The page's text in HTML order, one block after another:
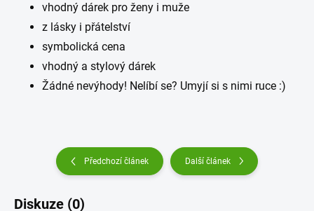
vhodný dárek pro ženy i muže
z lásky i přátelství
symbolická cena
vhodný a stylový dárek
Žádné nevýhody! Nelíbí se? Umyjí si s nimi ruce :)
Předchozí článek Další článek
Diskuze (0)